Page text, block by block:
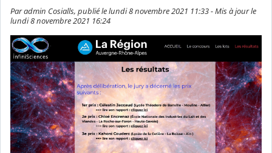
Par admin Cosialls, publié le lundi 8 novembre 2021 11:33 - Mis à jour le
lundi 8 novembre 2021 16:24